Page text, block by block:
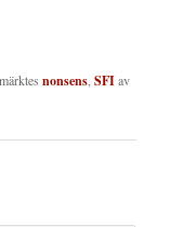
nonsens,SFIav